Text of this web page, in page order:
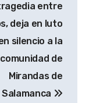
entre
deja en luto
silencio a la
comunidad de
Mirandas de
Salamanca